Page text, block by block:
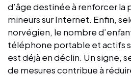
d’âge destinée à renforcer
mineurs sur Internet. Enfin,
norvégien, le nombre
téléphone portable et actifs
est déjà en déclin. Un signe,
de mesures contribue à